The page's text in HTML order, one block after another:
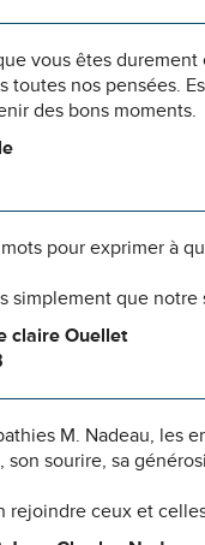
vous êtes
toutes nos pensées.
des bons moments.
pour exprimer à
simplement que
claire Ouellet
M. Nadeau, les
son sourire, sa
rejoindre ceux et